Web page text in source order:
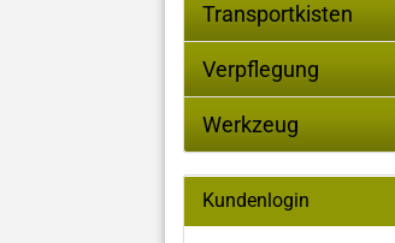
Transportkisten
Verpflegung
Werkzeug
Kundenlogin